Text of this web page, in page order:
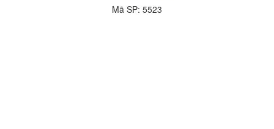
Mã SP: 5523